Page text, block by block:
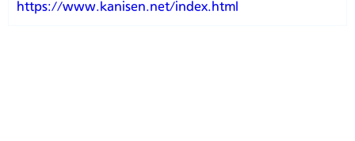
https://www.kanisen.net/index.html